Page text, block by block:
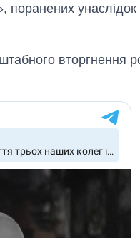
унаслідок
вторгнення